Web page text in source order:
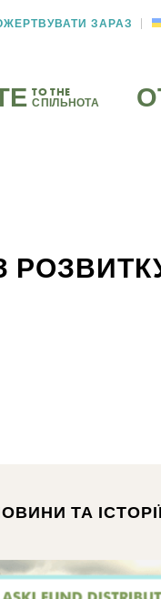
ЗАРАЗ
TO THE
СПІЛЬНОТА
ТА